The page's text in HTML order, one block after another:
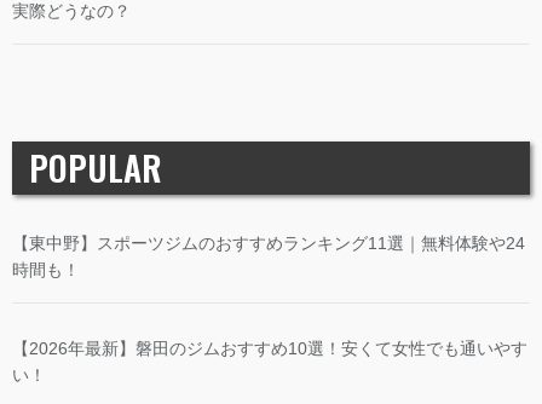
実際どうなの？
POPULAR
【東中野】スポーツジムのおすすめランキング11選｜無料体験や24
時間も！
【2026年最新】磐田のジムおすすめ10選！安くて女性でも通いやす
い！